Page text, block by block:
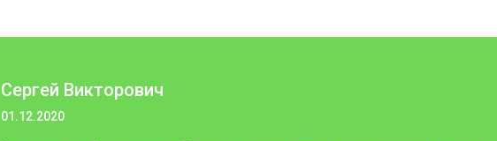
Сергей Викторович
01.12.2020